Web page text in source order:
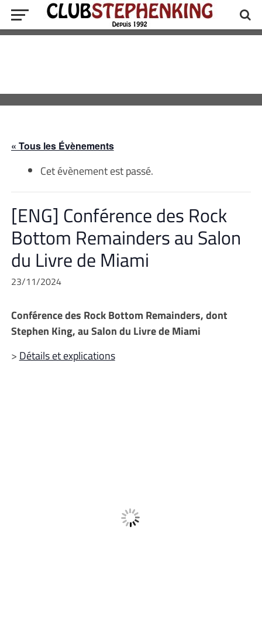
« Tous les Évènements
Cet évènement est passé.
[ENG] Conférence des Rock
Bottom Remainders au Salon
du Livre de Miami
23/11/2024
Conférence des Rock Bottom Remainders, dont
Stephen King, au Salon du Livre de Miami
> Détails et explications